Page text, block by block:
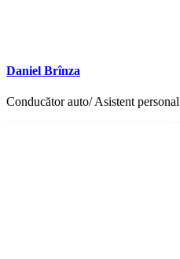
Daniel Brînza
Conducător auto/ Asistent personal